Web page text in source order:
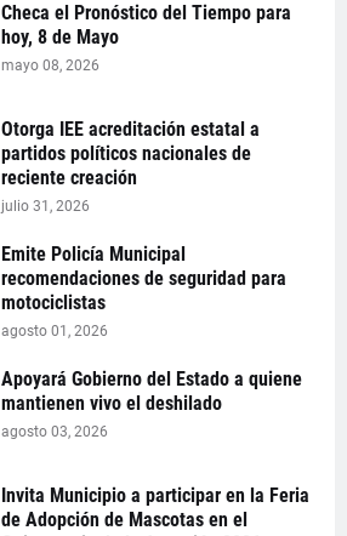
Checa el Pronóstico del Tiempo para
hoy, 8 de Mayo
mayo 08, 2026
Otorga IEE acreditación estatal a
partidos políticos nacionales de
reciente creación
julio 31, 2026
Emite Policía Municipal
recomendaciones de seguridad para
motociclistas
agosto 01, 2026
Apoyará Gobierno del Estado a quiene
mantienen vivo el deshilado
agosto 03, 2026
Invita Municipio a participar en la Feria
de Adopción de Mascotas en el